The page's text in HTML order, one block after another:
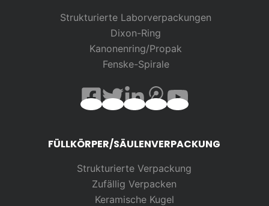
Strukturierte Laborverpackungen
Dixon-Ring
Kanonenring/Propak
Fenske-Spirale
FÜLLKÖRPER/SÄULENVERPACKUNG
Strukturierte Verpackung
ZufälligVerpacken
Keramische Kugel